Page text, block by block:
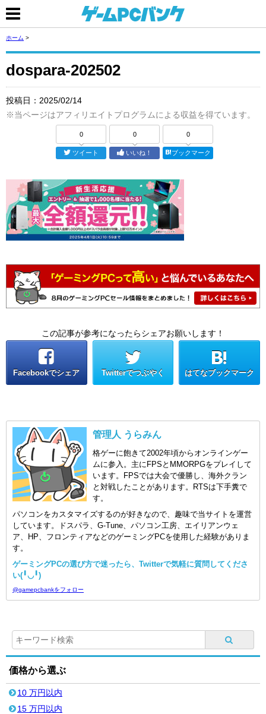
ホーム >
dospara-202502
投稿日： 2025/02/14
※当ページはアフィリエイトプログラムによる収益を得ています。
0
ツイート
0
いいね！
0
ブックマーク
この記事が参考になったらシェアお願いします！
Facebookでシェア Twitterでつぶやく はてなブックマーク
管理人 うらみん
格ゲーに飽きて2002年頃からオンラインゲー
ムに参入。主にFPSとMMORPGをプレイして
います。FPSでは大会で優勝し、海外クラン
と対戦したことがあります。RTSは下手糞で
す。
パソコンをカスタマイズするのが好きなので、趣味で当サイトを運営
しています。ドスパラ、G-Tune、パソコン工房、エイリアンウェ
ア、HP、フロンティアなどのゲーミングPCを使用した経験がありま
す。
ゲーミングPCの選び方で迷ったら、Twitterで気軽に質問してくださ
い(╹◡╹)
@gamepcbankをフォロー
価格から選ぶ
10 万円以内
15 万円以内